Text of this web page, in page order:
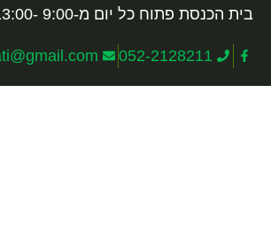
בית הכנסת פתוח כל יום מ-9:00 -13:00.
052-2128211